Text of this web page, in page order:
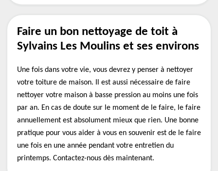
Faire un bon nettoyage de toit à
Sylvains Les Moulins et ses environs
Une fois dans votre vie, vous devrez y penser à nettoyer
votre toiture de maison. Il est aussi nécessaire de faire
nettoyer votre maison à basse pression au moins une fois
par an. En cas de doute sur le moment de le faire, le faire
annuellement est absolument mieux que rien. Une bonne
pratique pour vous aider à vous en souvenir est de le faire
une fois en une année pendant votre entretien du
printemps. Contactez-nous dès maintenant.